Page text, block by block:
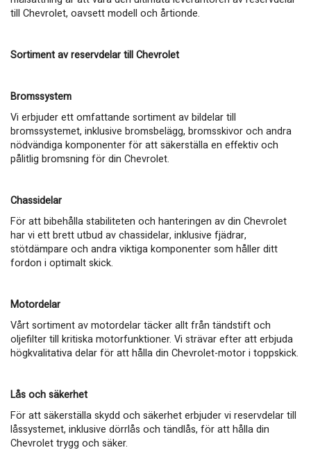
till Chevrolet, oavsett modell och årtionde.
Sortiment av reservdelar till Chevrolet
Bromssystem
Vi erbjuder ett omfattande sortiment av bildelar till
bromssystemet, inklusive bromsbelägg, bromsskivor och andra
nödvändiga komponenter för att säkerställa en effektiv och
pålitlig bromsning för din Chevrolet.
Chassidelar
För att bibehålla stabiliteten och hanteringen av din Chevrolet
har vi ett brett utbud av chassidelar, inklusive fjädrar,
stötdämpare och andra viktiga komponenter som håller ditt
fordon i optimalt skick.
Motordelar
Vårt sortiment av motordelar täcker allt från tändstift och
oljefilter till kritiska motorfunktioner. Vi strävar efter att erbjuda
högkvalitativa delar för att hålla din Chevrolet-motor i toppskick.
Lås och säkerhet
För att säkerställa skydd och säkerhet erbjuder vi reservdelar till
låssystemet, inklusive dörrlås och tändlås, för att hålla din
Chevrolet trygg och säker.